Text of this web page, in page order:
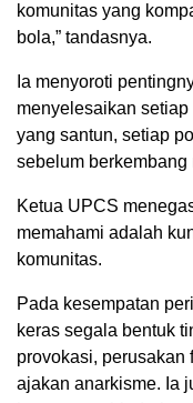
komunitas yang
bola,” tandasnya.
Ia menyoroti
menyelesaikan
yang santun, setiap
sebelum berkembang
Ketua UPCS
memahami adalah
komunitas.
Pada kesempatan
keras segala bentuk
provokasi, perusakan
ajakan anarkisme. Ia